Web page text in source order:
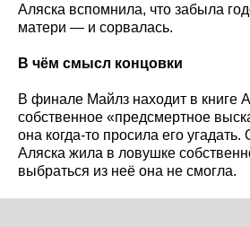
Аляска вспомнила, что забыла
матери — и сорвалась.
В чём смысл концовки
В финале Майлз находит в книге
собственное «предсмертное
она когда-то просила его
Аляска жила в ловушке
выбраться из неё она не смогла.